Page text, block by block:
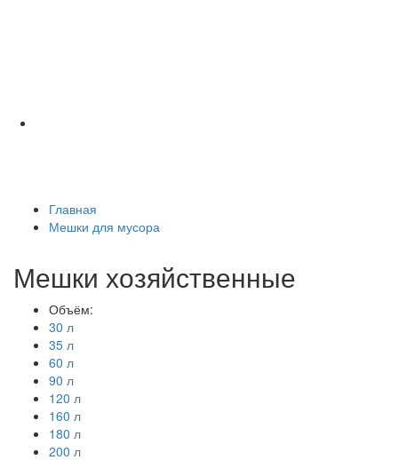
Главная
Мешки для мусора
Мешки хозяйственные
Объём:
30 л
35 л
60 л
90 л
120 л
160 л
180 л
200 л